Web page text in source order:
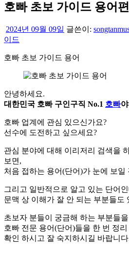
호빠 초보 가이드 용어편
2024년 09월 09일 글쓴이:
이드
호빠 초보 가이드 용어
안녕하세요.
대한민국 호빠 구인구직 No.1 호빠야
호빠 업계에 관심 있으신가요?
선수에 도전하고 싶으세요?
관심 분야에 대해 이리저리 검색을
보면,
처음 접하는 용어(단어)가 눈에 보일
그리고 일반적으로 알고 있는 단어
문맥 상 이해가 잘 안 되는 부분들도
초보자 분들이 궁금해 하는 부분들
호빠 전문 용어(단어)들을 한 번 정
확인 하시고 잘 숙지하시길 바랍니